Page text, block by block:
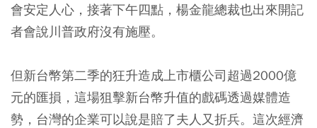
會安定人心，接著下午四點，楊金龍總裁也出來開記
者會說川普政府沒有施壓。
但新台幣第二季的狂升造成上市櫃公司超過2000億
元的匯損，這場狙擊新台幣升值的戲碼透過媒體造
勢，台灣的企業可以說是賠了夫人又折兵。這次經濟